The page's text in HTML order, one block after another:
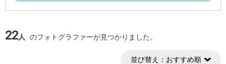
22人 のフォトグラファーが見つかりました。
並び替え： おすすめ順